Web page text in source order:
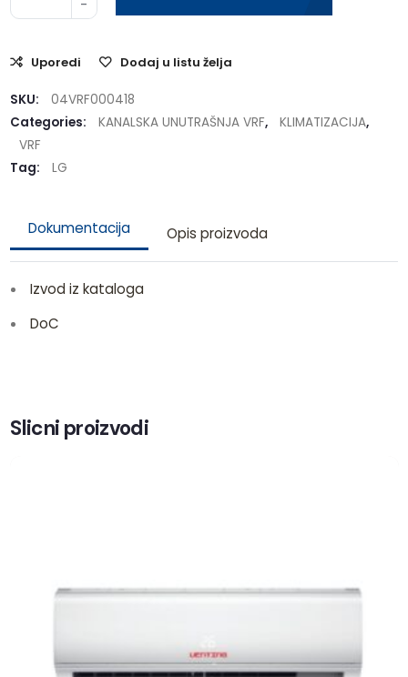
Uporedi Dodaj u listu želja
SKU:
04VRF000418
Categories:
KANALSKA UNUTRAŠNJA VRF, KLIMATIZACIJA,
VRF
Tag:
LG
Dokumentacija Opis proizvoda
Izvod iz kataloga
DoC
Slicni proizvodi